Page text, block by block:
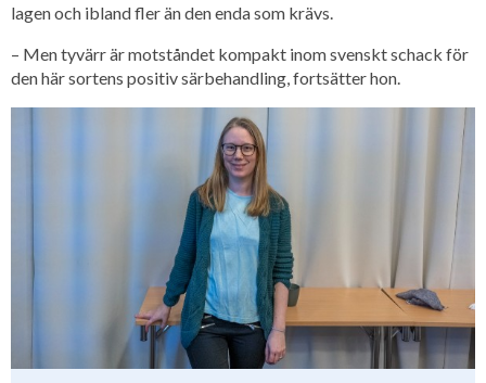
lagen och ibland fler än den enda som krävs.
– Men tyvärr är motståndet kompakt inom svenskt schack för
den här sortens positiv särbehandling, fortsätter hon.